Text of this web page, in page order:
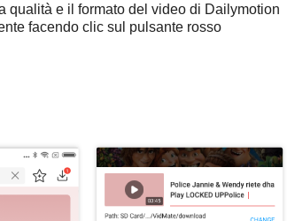
qualità e il formato del video di Dailymotion
facendo clic sul pulsante rosso